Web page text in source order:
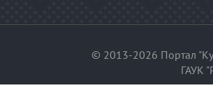
© 2013-2026 Портал
ГАУК